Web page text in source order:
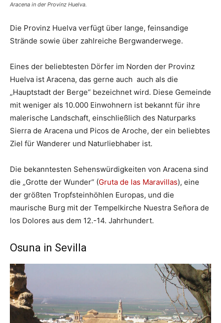
Aracena in der Provinz Huelva.
Die Provinz Huelva verfügt über lange, feinsandige
Strände sowie über zahlreiche Bergwanderwege.
Eines der beliebtesten Dörfer im Norden der Provinz
Huelva ist Aracena, das gerne auch auch als die
„Hauptstadt der Berge“ bezeichnet wird. Diese Gemeinde
mit weniger als 10.000 Einwohnern ist bekannt für ihre
malerische Landschaft, einschließlich des Naturparks
Sierra de Aracena und Picos de Aroche, der ein beliebtes
Ziel für Wanderer und Naturliebhaber ist.
Die bekanntesten Sehenswürdigkeiten von Aracena sind
die „Grotte der Wunder“ (Gruta de las Maravillas), eine
der größten Tropfsteinhöhlen Europas, und die
maurische Burg mit der Tempelkirche Nuestra Señora de
los Dolores aus dem 12.-14. Jahrhundert.
Osuna in Sevilla